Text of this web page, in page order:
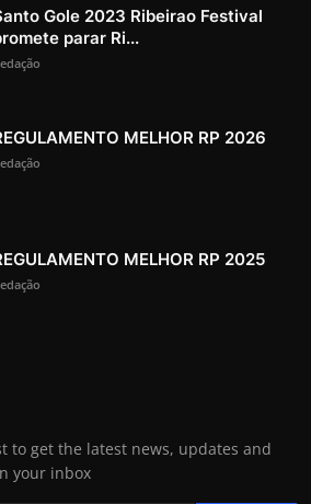
Gole 2023 Ribeirao Festival
parar Ri...
MELHOR RP 2026
MELHOR RP 2025
to get the latest news, updates and
your inbox